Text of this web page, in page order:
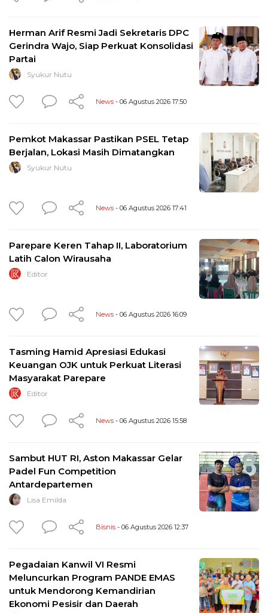
Herman Arif Resmi Jadi Sekretaris DPC
Gerindra Wajo, Siap Perkuat Konsolidasi
Partai
Syukur Nutu
News - 06 Agustus 2026 17:50
Pemkot Makassar Pastikan PSEL Tetap
Berjalan, Lokasi Masih Dimatangkan
Syukur Nutu
News - 06 Agustus 2026 17:41
Parepare Keren Tahap II, Laboratorium
Latih Calon Wirausaha
Editor
News - 06 Agustus 2026 16:09
Tasming Hamid Apresiasi Edukasi
Keuangan OJK untuk Perkuat Literasi
Masyarakat Parepare
Editor
News - 06 Agustus 2026 15:58
Sambut HUT RI, Aston Makassar Gelar
Padel Fun Competition
Antardepartemen
Lisa Emilda
Bisnis - 06 Agustus 2026 12:37
Pegadaian Kanwil VI Resmi
Meluncurkan Program PANDE EMAS
untuk Mendorong Kemandirian
Ekonomi Pesisir dan Daerah